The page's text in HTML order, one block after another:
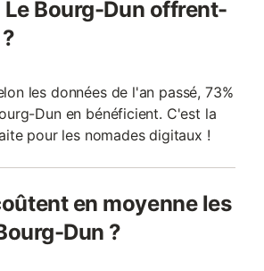
Le Bourg-Dun offrent-
les données de l'an passé, 73%
Dun en bénéficient. C'est la
pour les nomades digitaux !
en moyenne les
Dun ?